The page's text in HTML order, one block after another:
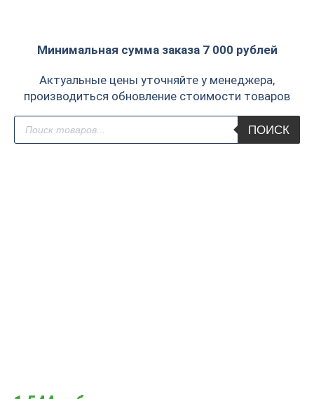
Минимальная сумма заказа 7 000 рублей
Актуальные цены уточняйте у менеджера,
производиться обновление стоимости товаров
Поиск
товаров
ПОИСК